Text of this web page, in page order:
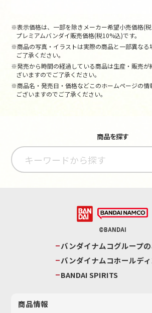
※表示価格は、一部を除きメーカー希望小売価格(税
プレミアムバンダイ販売価格(税10%込)です。
※商品の写真・イラストは実際の商品と一部異なる
ご了承ください。
※発売から時間の経過している商品は生産・販売が
ざいますのでご了承ください。
※商品名・発売日・価格などこのホームページの情
ございますのでご了承ください。
商品を探す
©BANDAI
バンダイナムコグループ
バンダイナムコホールデ
BANDAI SPIRITS
商品情報